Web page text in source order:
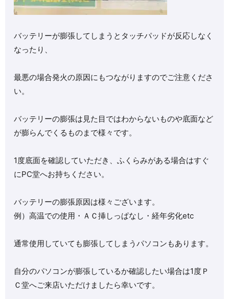
バッテリーが膨張してしまうとタッチパッドが反応しなく
なったり、
最悪の場合発火の原因にもつながりますのでご注意くださ
い。
バッテリーの膨張は見た目ではわからないものや底面など
が膨らんでくるものまで様々です。
1度底面を確認していただき、ふくらみがある場合はすぐ
にPC堂へお持ちください。
バッテリーの膨張原因は様々ございます。
例）高温での使用・ＡＣ挿しっぱなし・経年劣化etc
通常使用していても膨張してしまうパソコンもあります。
自分のパソコンが膨張しているか確認したい場合は1度Ｐ
Ｃ堂へご来店いただけましたら幸いです。